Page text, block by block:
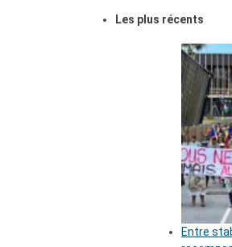
Les plus récents
Entre